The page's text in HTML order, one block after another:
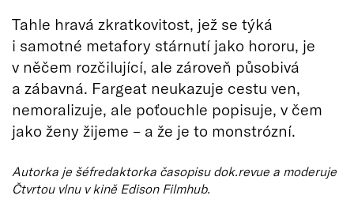
Tahle hravá zkratkovitost, jež se týká
i samotné metafory stárnutí jako hororu, je
v něčem rozčilující, ale zároveň působivá
a zábavná. Fargeat neukazuje cestu ven,
nemoralizuje, ale poťouchle popisuje, v čem
jako ženy žijeme – a že je to monstrózní.
Autorka je šéfredaktorka časopisu dok.revue a moderuje
Čtvrtou vlnu v kině Edison Filmhub.